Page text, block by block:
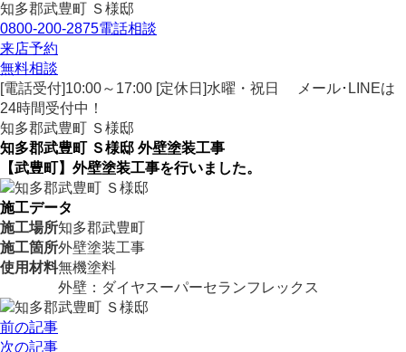
知多郡武豊町 Ｓ様邸
0800-200-2875電話相談
来店予約
無料相談
[電話受付]10:00～17:00 [定休日]水曜・祝日
メール･LINEは
24時間受付中！
知多郡武豊町 Ｓ様邸
知多郡武豊町 Ｓ様邸 外壁塗装工事
【武豊町】外壁塗装工事を行いました。
施工データ
施工場所知多郡武豊町
施工箇所外壁塗装工事
使用材料無機塗料
外壁：ダイヤスーパーセランフレックス
前の記事
次の記事